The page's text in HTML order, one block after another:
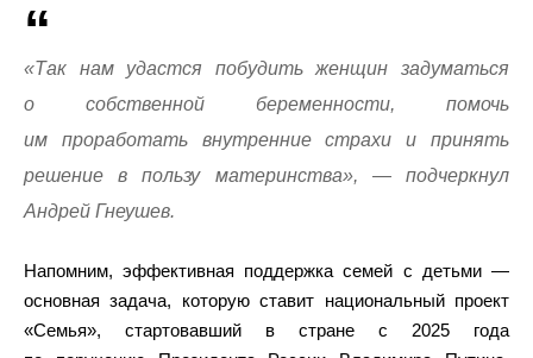
«Так нам удастся побудить женщин задуматься
о собственной беременности, помочь
им проработать внутренние страхи и принять
решение в пользу материнства», — подчеркнул
Андрей Гнеушев.
Напомним, эффективная поддержка семей с детьми —
основная задача, которую ставит национальный проект
«Семья», стартовавший в стране с 2025 года